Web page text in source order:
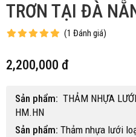
TRƠN TẠI ĐÀ
(1 Đánh giá)
2,200,000 đ
Sản phẩm: THẢM NHỰA
HM.HN
Sản phẩm: Thảm nhựa lưới